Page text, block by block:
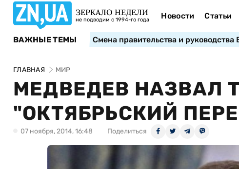
ЗЕРКАЛО НЕДЕЛИ
не подводим с 1994-го года Новости Статьи
ВАЖНЫЕ ТЕМЫ Смена правительства и руководства
ГЛАВНАЯ МИР
МЕДВЕДЕВ НАЗВАЛ
"ОКТЯБРЬСКИЙ
07 ноября, 2014, 16:48 Поделиться